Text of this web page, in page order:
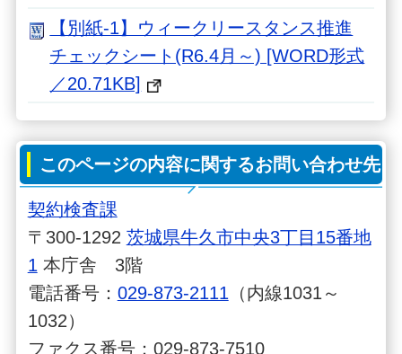
【別紙-1】ウィークリースタンス推進
チェックシート(R6.4月～) [WORD形式
／20.71KB]
このページの内容に関するお問い合わせ先
契約検査課
〒300-1292 茨城県牛久市中央3丁目15番地
1 本庁舎 3階
電話番号： 029-873-2111 （内線1031～
1032）
ファクス番号：029-873-7510